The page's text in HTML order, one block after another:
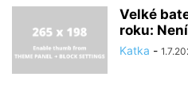
Velké
roku:
Katka -